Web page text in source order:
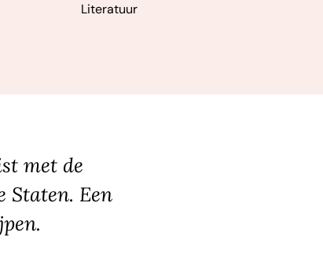
Literatuur
met de
Staten. Een